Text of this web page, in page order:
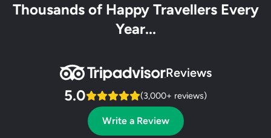
Thousands of Happy Travellers Every
Year...
Reviews
5.0 (3,000+ reviews)
Write a Review